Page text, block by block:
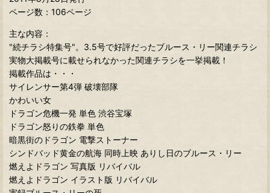
ページ数：106ページ
主な内容：
"続チラシ特集号"。3.5号で好評だったブルース・リー関連チラシ
実物大掲載号に載せられなかった関連チラシを一挙掲載！
掲載作品は・・・
サイレンサー第4弾 破壊部隊
かわいい女
ドラゴン危機一発 単色 渋谷宝塚
ドラゴン怒りの鉄拳 単色
暗黒街のドラゴン 電撃ストーナー
シンドバッド黄金の航海 同時上映 ありし日のブルース・リー
燃えよドラゴン 写真版 リバイバル
燃えよドラゴン イラスト版 リバイバル